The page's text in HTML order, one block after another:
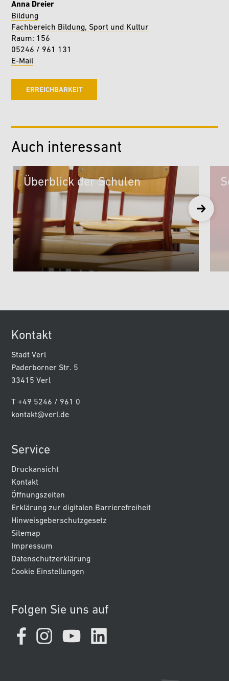
Anna Dreier
Bildung
Fachbereich Bildung, Sport und Kultur
Raum: 156
05246 / 961 131
E-Mail
ERREICHBARKEIT
Auch interessant
Überblick der Schulen
Kontakt
Stadt Verl
Paderborner Str. 5
33415 Verl
T +49 5246 / 961 0
kontakt@verl.de
Service
Druckansicht
Kontakt
Öffnungszeiten
Erklärung zur digitalen Barrierefreiheit
Hinweisgeberschutzgesetz
Sitemap
Impressum
Datenschutzerklärung
Cookie Einstellungen
Folgen Sie uns auf